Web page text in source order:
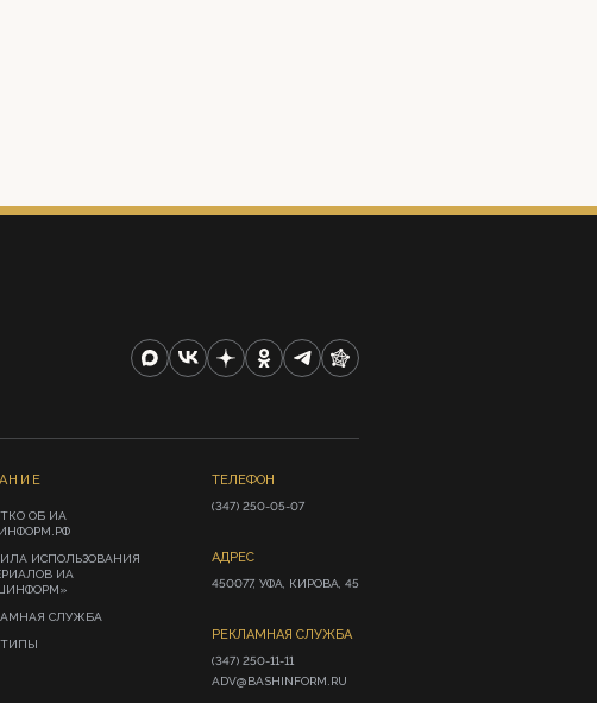
ОБ ИА
ИСПОЛЬЗОВАНИЯ
ИА
СЛУЖБА
ТЕЛЕФОН
(347) 250-05-07
АДРЕС
450077, УФА, КИРОВА, 45
РЕКЛАМНАЯ СЛУЖБА
(347) 250-11-11
ADV@BASHINFORM.RU